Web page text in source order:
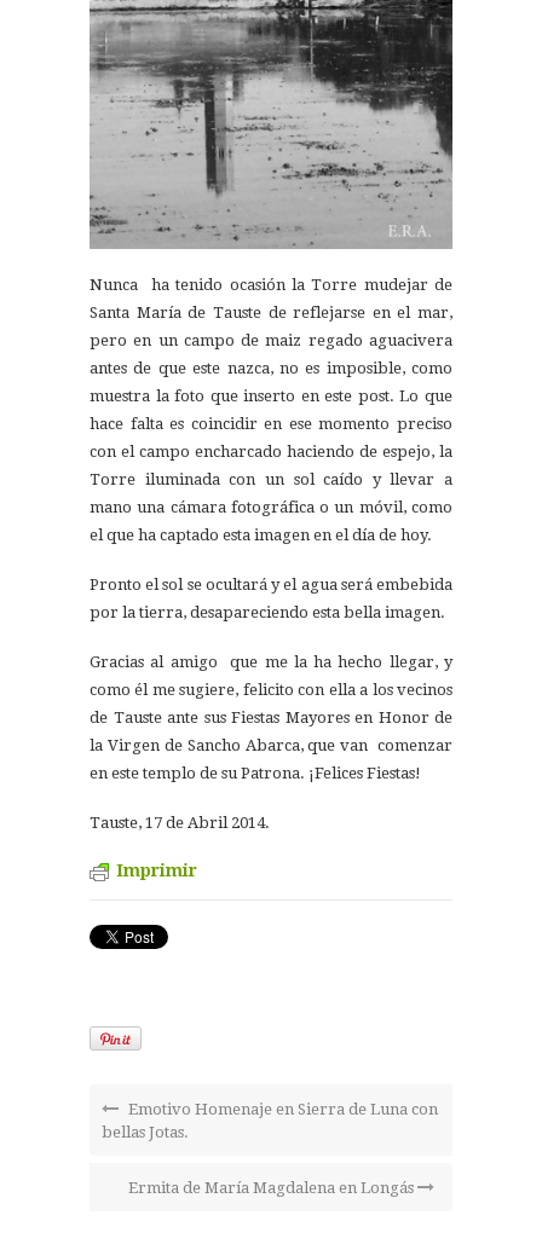
Nunca ha tenido ocasión la Torre mudejar de
Santa María de Tauste de reflejarse en el mar,
pero en un campo de maiz regado aguacivera
antes de que este nazca, no es imposible, como
muestra la foto que inserto en este post. Lo que
hace falta es coincidir en ese momento preciso
con el campo encharcado haciendo de espejo, la
Torre iluminada con un sol caído y llevar a
mano una cámara fotográfica o un móvil, como
el que ha captado esta imagen en el día de hoy.
Pronto el sol se ocultará y el agua será embebida
por la tierra, desapareciendo esta bella imagen.
Gracias al amigo que me la ha hecho llegar, y
como él me sugiere, felicito con ella a los vecinos
de Tauste ante sus Fiestas Mayores en Honor de
la Virgen de Sancho Abarca, que van comenzar
en este templo de su Patrona. ¡Felices Fiestas!
Tauste, 17 de Abril 2014.
Imprimir
Emotivo Homenaje en Sierra de Luna con
bellas Jotas.
Ermita de María Magdalena en Longás